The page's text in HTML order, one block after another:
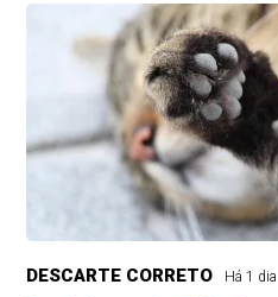
DESCARTE CORRETO Há 1 dia